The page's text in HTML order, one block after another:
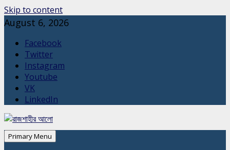
Skip to content
August 6, 2026
Facebook
Twitter
Instagram
Youtube
VK
LinkedIn
Primary Menu